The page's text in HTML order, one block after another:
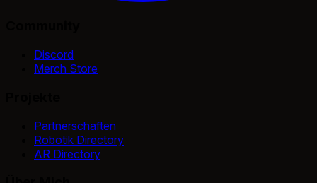
Discord
Merch Store
Partnerschaften
Robotik Directory
AR Directory